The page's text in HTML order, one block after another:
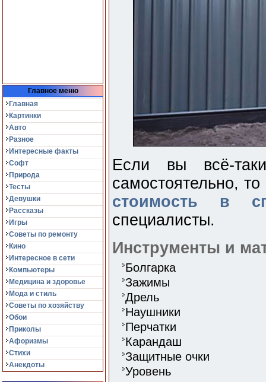
Главное меню
Главная
Картинки
Авто
Разное
Интересные факты
Софт
Природа
Тесты
Девушки
Рассказы
Игры
Советы по ремонту
Кино
Интересное в сети
Компьютеры
Медицина и здоровье
Мода и стиль
Советы по хозяйству
Обои
Приколы
Афоризмы
Стихи
Анекдоты
Если вы всё-
самостоятельно, то
стоимость в
специалисты.
Инструменты и
Болгарка
Зажимы
Дрель
Наушники
Перчатки
Карандаш
Защитные очки
Уровень